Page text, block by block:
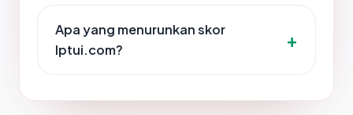
Apa yang menurunkan skor
lptui.com?